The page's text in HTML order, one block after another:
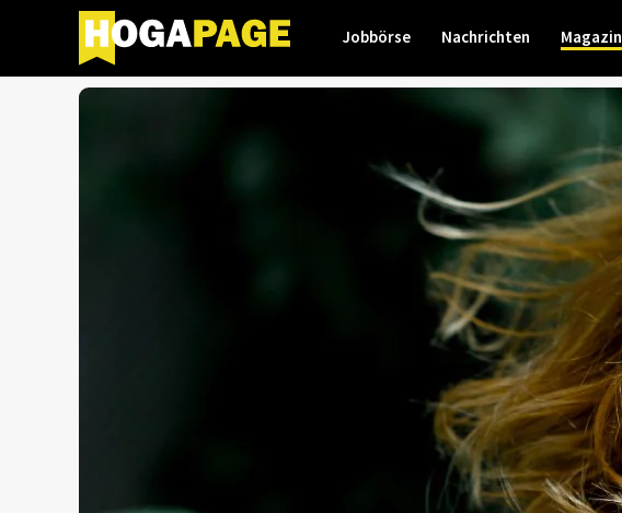
Jobbörse Nachrichten Magazin